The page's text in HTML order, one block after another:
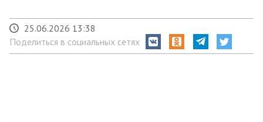
25.06.2026 13:38
Поделиться в социальных сетях